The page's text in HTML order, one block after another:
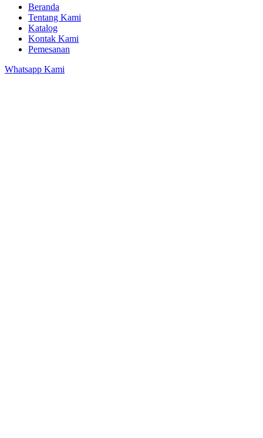
Beranda
Tentang Kami
Katalog
Kontak Kami
Pemesanan
Whatsapp Kami